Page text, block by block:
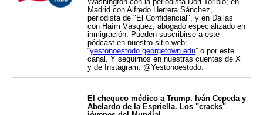
Madrid con Alfredo Herrera Sánchez,
periodista de "El Confidencial", y en Dallas
con Haím Vásquez, abogado especializado en
inmigración. Pueden suscribirse a este
pódcast en nuestro sitio web:
“yestonoestodo.georgetown.edu” o por este
canal. Y seguirnos en nuestras cuentas de X
y de Instagram: @Yestonoestodo.
El chequeo médico a Trump. Iván Cepeda y
Abelardo de la Espriella. Los "cracks"